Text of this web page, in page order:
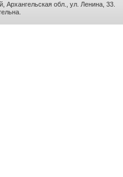
Архангельская обл., ул. Ленина, 33.